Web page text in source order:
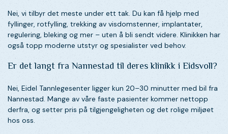
Nei, vi tilbyr det meste under ett tak. Du kan få hjelp med
fyllinger, rotfylling, trekking av visdomstenner, implantater,
regulering, bleking og mer – uten å bli sendt videre. Klinikken har
også topp moderne utstyr og spesialister ved behov.
Er det langt fra Nannestad til deres klinikk i Eidsvoll?
Nei, Eidel Tannlegesenter ligger kun 20–30 minutter med bil fra
Nannestad. Mange av våre faste pasienter kommer nettopp
derfra, og setter pris på tilgjengeligheten og det rolige miljøet
hos oss.